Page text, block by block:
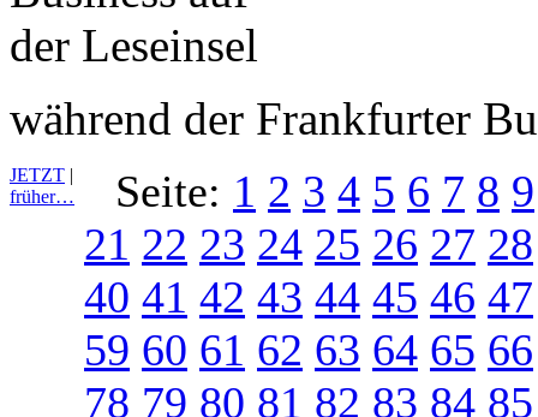
während der Frankfurter
JETZT |
früher…
Seite: 1 2 3 4 5 6 7 8 9
21 22 23 24 25 26 27 28
40 41 42 43 44 45 46 47
59 60 61 62 63 64 65 66
78 79 80 81 82 83 84 85